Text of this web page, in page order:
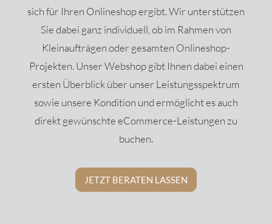
sich für Ihren Onlineshop ergibt. Wir unterstützen
Sie dabei ganz individuell, ob im Rahmen von
Kleinaufträgen oder gesamten Onlineshop-
Projekten. Unser Webshop gibt Ihnen dabei einen
ersten Überblick über unser Leistungsspektrum
sowie unsere Kondition und ermöglicht es auch
direkt gewünschte eCommerce-Leistungen zu
buchen.
JETZT BERATEN LASSEN